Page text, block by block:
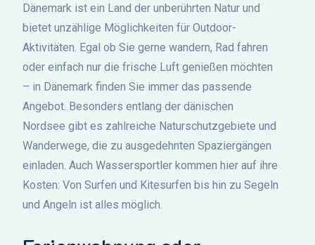
Dänemark ist ein Land der unberührten Natur und
bietet unzählige Möglichkeiten für Outdoor-
Aktivitäten. Egal ob Sie gerne wandern, Rad fahren
oder einfach nur die frische Luft genießen möchten
– in Dänemark finden Sie immer das passende
Angebot. Besonders entlang der dänischen
Nordsee gibt es zahlreiche Naturschutzgebiete und
Wanderwege, die zu ausgedehnten Spaziergängen
einladen. Auch Wassersportler kommen hier auf ihre
Kosten: Von Surfen und Kitesurfen bis hin zu Segeln
und Angeln ist alles möglich.